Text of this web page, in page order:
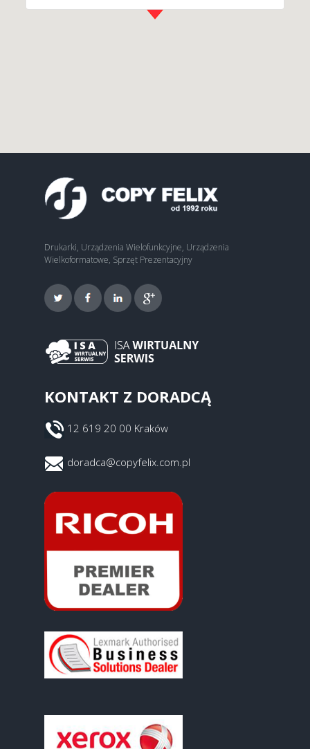
Drukarki, Urządzenia Wielofunkcyjne, Urządzenia
Wielkoformatowe, Sprzęt Prezentacyjny
KONTAKT Z DORADCĄ
12 619 20 00 Kraków
doradca@copyfelix.com.pl